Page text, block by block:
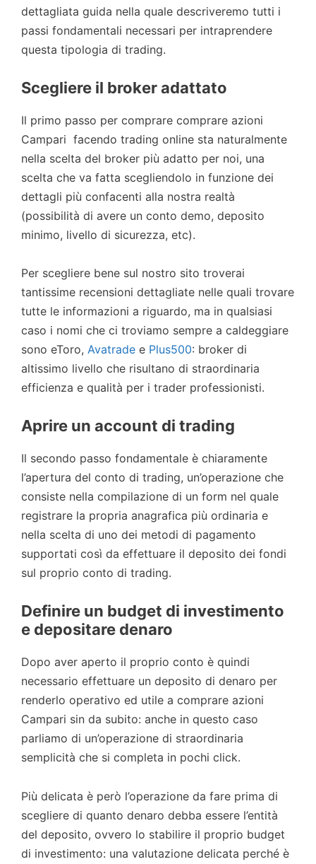
dettagliata guida nella quale descriveremo tutti i
passi fondamentali necessari per intraprendere
questa tipologia di trading.
Scegliere il broker adattato
Il primo passo per comprare comprare azioni
Campari facendo trading online sta naturalmente
nella scelta del broker più adatto per noi, una
scelta che va fatta scegliendolo in funzione dei
dettagli più confacenti alla nostra realtà
(possibilità di avere un conto demo, deposito
minimo, livello di sicurezza, etc).
Per scegliere bene sul nostro sito troverai
tantissime recensioni dettagliate nelle quali trovare
tutte le informazioni a riguardo, ma in qualsiasi
caso i nomi che ci troviamo sempre a caldeggiare
sono eToro, Avatrade e Plus500: broker di
altissimo livello che risultano di straordinaria
efficienza e qualità per i trader professionisti.
Aprire un account di trading
Il secondo passo fondamentale è chiaramente
l’apertura del conto di trading, un’operazione che
consiste nella compilazione di un form nel quale
registrare la propria anagrafica più ordinaria e
nella scelta di uno dei metodi di pagamento
supportati così da effettuare il deposito dei fondi
sul proprio conto di trading.
Definire un budget di investimento
e depositare denaro
Dopo aver aperto il proprio conto è quindi
necessario effettuare un deposito di denaro per
renderlo operativo ed utile a comprare azioni
Campari sin da subito: anche in questo caso
parliamo di un’operazione di straordinaria
semplicità che si completa in pochi click.
Più delicata è però l’operazione da fare prima di
scegliere di quanto denaro debba essere l’entità
del deposito, ovvero lo stabilire il proprio budget
di investimento: una valutazione delicata perché è